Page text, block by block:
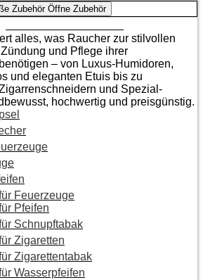
Zubehör Öffne Zubehör
alles, was Raucher zur stilvollen
und Pflege ihrer
– von Luxus-Humidoren,
und eleganten Etuis bis zu
und Spezial-
hochwertig und preisgünstig.
Feuerzeuge
Pfeifen
Schnupftabak
Zigaretten
Zigarettentabak
Wasserpfeifen